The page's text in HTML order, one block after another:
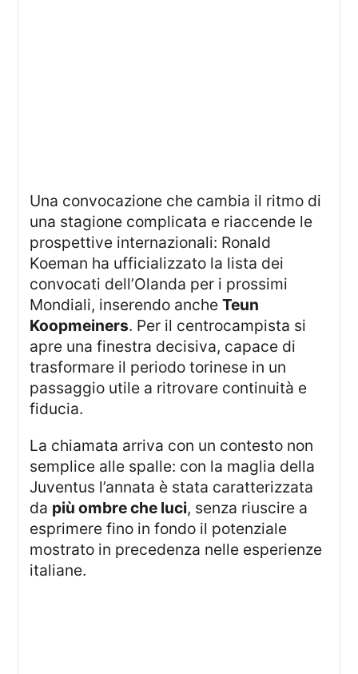
Una convocazione che cambia il ritmo di
una stagione complicata e riaccende le
prospettive internazionali: Ronald
Koeman ha ufficializzato la lista dei
convocati dell’Olanda per i prossimi
Mondiali, inserendo ancheTeun
Koopmeiners. Per il centrocampista si
apre una finestra decisiva, capace di
trasformare il periodo torinese in un
passaggio utile a ritrovare continuità e
fiducia.
La chiamata arriva con un contesto non
semplice alle spalle: con la maglia della
Juventus l’annata è stata caratterizzata
da più ombre che luci, senza riuscire a
esprimere fino in fondo il potenziale
mostrato in precedenza nelle esperienze
italiane.